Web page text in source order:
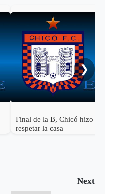
Final de la B, Chicó hizo
respetar la casa
❯
Next